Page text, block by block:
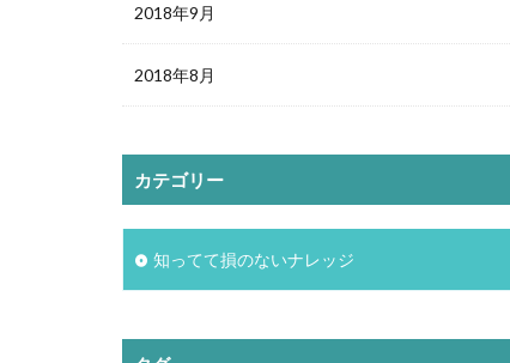
2018年9月
2018年8月
カテゴリー
知ってて損のないナレッジ